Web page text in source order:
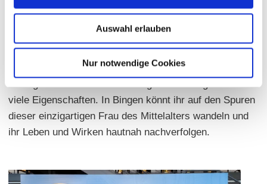
Auswahl erlauben
Nur notwendige Cookies
Frau des Mittelalters - Heilige Hildegard
von Bingen
Prophetin und Ratgeberin, Musikerin und Malerin,
viele Eigenschaften. In Bingen könnt ihr auf den Spuren
dieser einzigartigen Frau des Mittelalters wandeln und
ihr Leben und Wirken hautnah nachverfolgen.